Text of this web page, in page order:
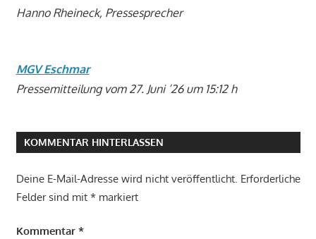
Hanno Rheineck, Pressesprecher
MGV Eschmar
Pressemitteilung vom 27. Juni ’26 um 15:12 h
KOMMENTAR HINTERLASSEN
Deine E-Mail-Adresse wird nicht veröffentlicht. Erforderliche
Felder sind mit *markiert
Kommentar *